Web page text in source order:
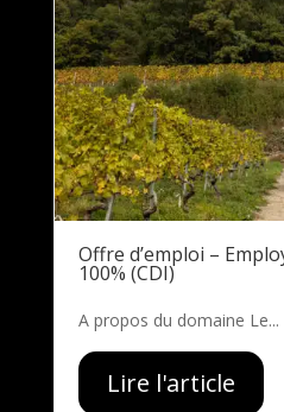
Offre d’emploi –
100% (CDI)
A propos du domaine Le...
Lire l'article